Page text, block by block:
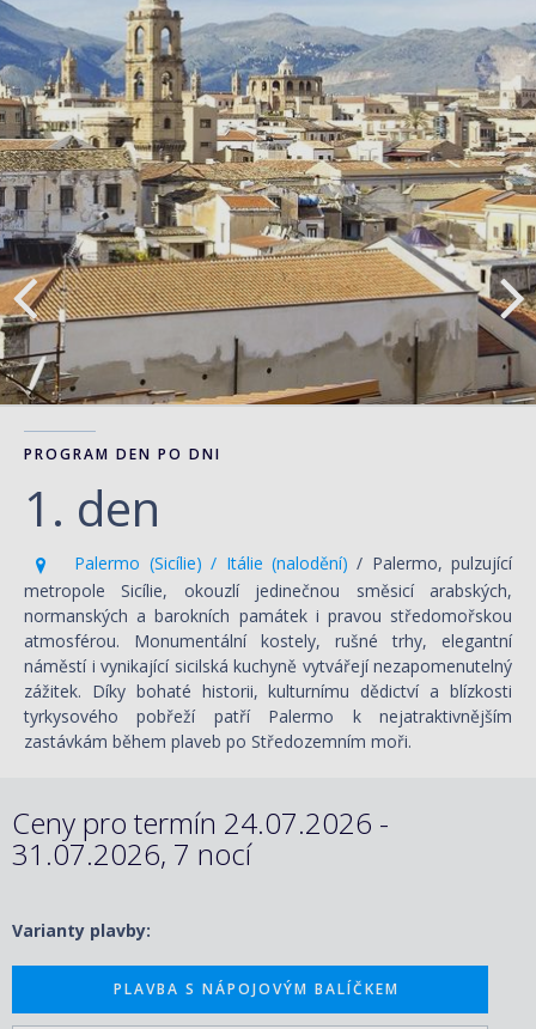
PROGRAM DEN PO DNI
1. den
Palermo (Sicílie) / Itálie (nalodění)/ Palermo, pulzující
metropole Sicílie, okouzlí jedinečnou směsicí arabských,
normanských a barokních památek i pravou středomořskou
atmosférou. Monumentální kostely, rušné trhy, elegantní
náměstí i vynikající sicilská kuchyně vytvářejí nezapomenutelný
zážitek. Díky bohaté historii, kulturnímu dědictví a blízkosti
tyrkysového pobřeží patří Palermo k nejatraktivnějším
zastávkám během plaveb po Středozemním moři.
Ceny pro termín 24.07.2026 -
31.07.2026, 7 nocí
Varianty plavby:
PLAVBA S NÁPOJOVÝM BALÍČKEM